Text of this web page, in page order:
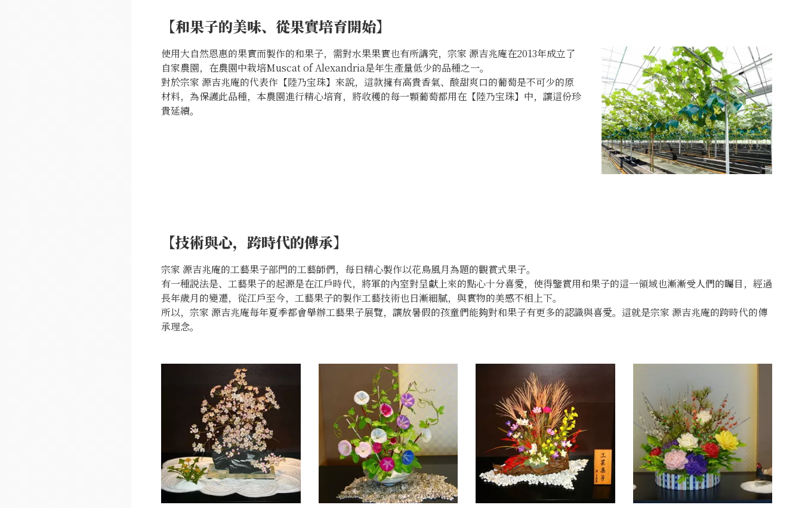
【和果子的美味、從果實培育開始】
使用大自然恩惠的果實而製作的和果子，需對水果果實也有所講究，宗家 源吉兆庵在2013年成立了
自家農園，在農園中栽培Muscat of Alexandria是年生產量低少的品種之一。
對於宗家 源吉兆庵的代表作【陸乃宝珠】來說，這款擁有高貴香氣、酸甜爽口的葡萄是不可少的原
材料，為保護此品種，本農園進行精心培育，將收穫的每一顆葡萄都用在【陸乃宝珠】中，讓這份珍
貴延續。
【技術與心，跨時代的傳承】
宗家 源吉兆庵的工藝果子部門的工藝師們，每日精心製作以花鳥風月為題的觀賞式果子。
有一種説法是、工藝果子的起源是在江戶時代，將軍的內室對呈獻上來的點心十分喜愛，使得鑒賞用和果子的這一領域也漸漸受人們的矚目，經過
長年歲月的變遷，從江戶至今，工藝果子的製作工藝技術也日漸細膩，與實物的美感不相上下。
所以，宗家 源吉兆庵每年夏季都會舉辦工藝果子展覽，讓放暑假的孩童們能夠對和果子有更多的認識與喜愛。這就是宗家 源吉兆庵的跨時代的傳
承理念。